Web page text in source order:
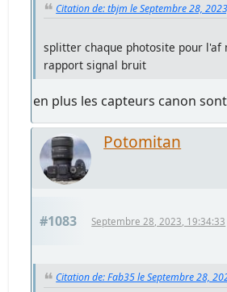
Citation de: tbjm le Septembre 28,
splitter chaque photosite pour l'af
rapport signal bruit
en plus les capteurs canon sont
Potomitan
#1083 Septembre 28, 2023, 19:34:33
Citation de: Fab35 le Septembre 28,